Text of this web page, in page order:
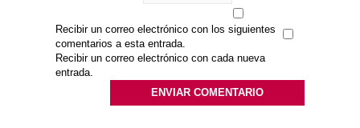
Recibir un correo electrónico con los siguientes
comentarios a esta entrada.
Recibir un correo electrónico con cada nueva
entrada.